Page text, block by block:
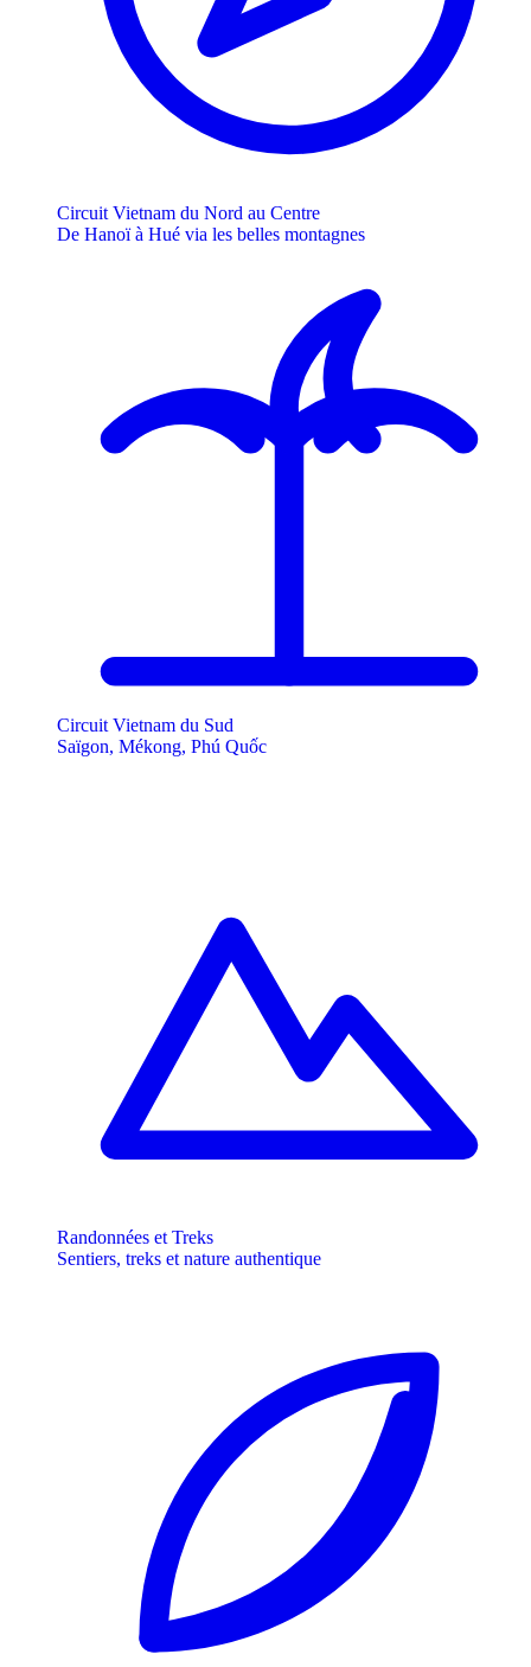
Circuit Vietnam du Nord au Centre
De Hanoï à Hué via les belles montagnes
Circuit Vietnam du Sud
Saïgon, Mékong, Phú Quốc
Randonnées et Treks
Sentiers, treks et nature authentique